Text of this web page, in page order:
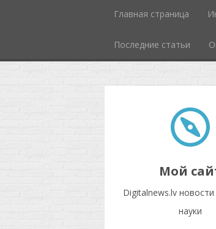
Главная страница
Последние статьи
Мой
Digitalnews.lv новости
науки